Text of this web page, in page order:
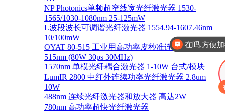
NP Photonics单频超窄线宽光纤激光器 1530-
1565/1030-1080nm 25-125mW
L波段波长可调谐光纤激光器 1554.94-1607.46nm
10/100mW
OYAT 80-515 工业用高功率皮秒准连续光纤激光器
515nm (80W 30ps 30MHz)
1570nm 单模光纤耦合激光器 1-10W 台式/模块
LumIR 2800 中红外连续功率光纤激光器 2.8um
10W
488nm 连续光纤激光器和放大器 高达2W
780nm 高功率超快光纤激光器
在吗,方便